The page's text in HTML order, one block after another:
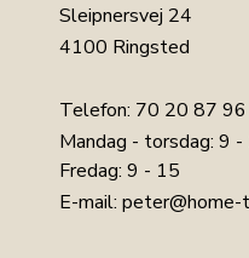
Sleipnersvej 24
4100 Ringsted
Telefon: 70 20 87 96
Mandag - torsdag: 9 -
Fredag: 9 - 15
E-mail: peter@home-